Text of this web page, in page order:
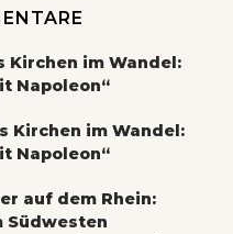
Kirchen im Wandel:
Napoleon“
Kirchen im Wandel:
Napoleon“
auf dem Rhein: